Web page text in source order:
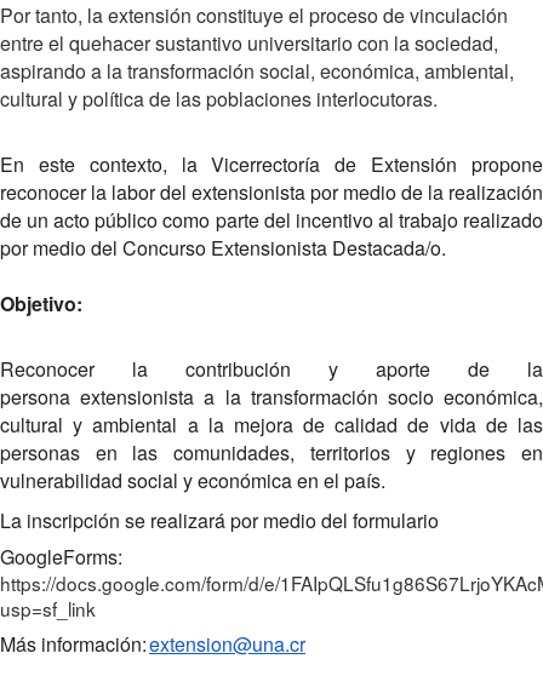
Por tanto, la extensión constituye el proceso de vinculación
entre el quehacer sustantivo universitario con la sociedad,
aspirando a la transformación social, económica, ambiental,
cultural y política de las poblaciones interlocutoras.
En este contexto, la Vicerrectoría de Extensión propone
reconocer la labor del extensionista por medio de la realización
de un acto público como parte del incentivo al trabajo realizado
por medio del Concurso Extensionista Destacada/o.
Objetivo:
Reconocer la contribución y aporte de la
persona extensionista a la transformación socio económica,
cultural y ambiental a la mejora de calidad de vida de las
personas en las comunidades, territorios y regiones en
vulnerabilidad social y económica en el país.
La inscripción se realizará por medio del formulario
GoogleForms:
https://docs.google.com/form/d/e/
usp=sf_link
Más información:extension@una.cr